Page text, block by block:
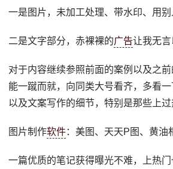
一是图片，未加工处理、带水印、用别
二是文字部分，赤裸裸的广告让我无言
对于内容继续参照前面的案例以及之
能一蹴而就，向同类大号看齐，多看
以及文案写作的细节，特别是那些上过
图片制作软件：美图、天天P图、黄油
一篇优质的笔记获得曝光不难，上热门